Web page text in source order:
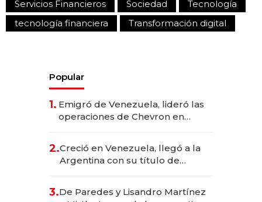
Servicios Financieros
Sociedad
Tecnología
tecnología financiera
Transformación digital
Popular
1. Emigró de Venezuela, lideró las
operaciones de Chevron en
2.Creció en Venezuela, llegó a la
Argentina con su título de
las marcas "fast premium"
3.De Paredes y Lisandro Martínez